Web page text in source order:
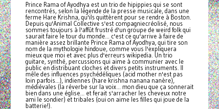
Prince Rama of Ayodhya est un trio de hipippies qui se sont
rencontrés, selon la légende de la presse musicale, dans une
ferme Hare Krishna, qu'ils quittèrent pour se rendre à Boston.
Depuis qu'Animal Collective s'est compagniecréolisé, nous
sommes toujours à l'affût frustré d'un groupe de weird folk qui
saurait faire le tour du monde... c'est ce qu'arrive à faire de
manière assez brillante Prince Rama of Ayodhya, qui tire son
nom de la mythologie hindoue, comme vous l'expliquera
mieux que moi et avec plus d'erreurs wikipedia. Un trio
guitare, synthé, percussions qui aime à communier avec le
public en distribuant cloches et divers petits instruments. Il
mêle des influences psychédéliques (acid mother n'est pas
loin parfois...), indiennes (hare krishna nanana nanère),
médiévales (la réverbe sur la voix... mon dieu que ça sonnerait
bien dans une église... et ferait s'arracher les cheveux notre
ami le sondier) et tribales (oui on aime les filles qui joue de la
batterie!).